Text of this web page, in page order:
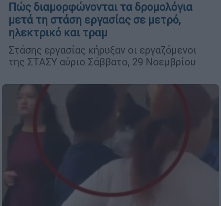
Πώς διαμορφώνονται τα δρομολόγια
μετά τη στάση εργασίας σε μετρό,
ηλεκτρικό και τραμ
Στάσης εργασίας κήρυξαν οι εργαζόμενοι
της ΣΤΑΣΥ αύριο Σάββατο, 29 Νοεμβρίου